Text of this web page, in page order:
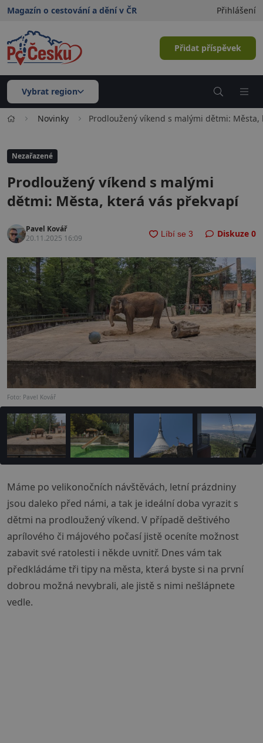
Magazín o cestování a dění v ČR Přihlášení
Přidat příspěvek
Vybrat region
Novinky Prodloužený víkend s malými dětmi: Města,
Nezařazené
Prodloužený víkend s malými
dětmi: Města, která vás překvapí
Pavel Kovář
20.11.2025 16:09
Diskuze 0
Foto: Pavel Kovář
Máme po velikonočních návštěvách, letní prázdniny
jsou daleko před námi, a tak je ideální doba vyrazit s
dětmi na prodloužený víkend. V případě deštivého
aprílového či májového počasí jistě oceníte možnost
zabavit své ratolesti i někde uvnitř. Dnes vám tak
předkládáme tři tipy na města, která byste si na první
dobrou možná nevybrali, ale jistě s nimi nešlápnete
vedle.